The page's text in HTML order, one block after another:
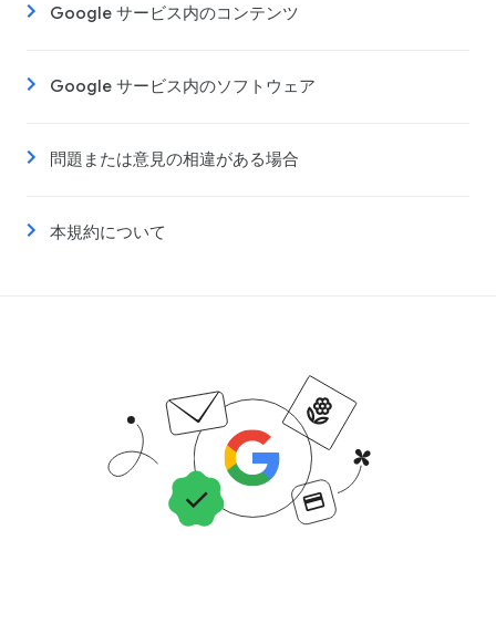
Google サービス内のコンテンツ
Google サービス内のソフトウェア
問題または意見の相違がある場合
本規約について